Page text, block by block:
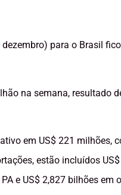
para o Brasil
na semana, resultado
em US$ 221 milhões,
estão incluídos
e US$ 2,827 bilhões em